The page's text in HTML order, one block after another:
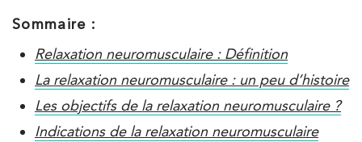
Sommaire :
Relaxation neuromusculaire : Définition
La relaxation neuromusculaire : un peu d’histoire
Les objectifs de la relaxation neuromusculaire ?
Indications de la relaxation neuromusculaire
kinésithérapie IK
Besoin d’Imagerie Médicale à Antony ? IRM, scanner,
échographie, infiltrations, radiologie… Olympe Imagerie
vous reçoit dans des délais courts sur le Centre Olympe
Santé, même bâtiment que votre kinésithérapeute !